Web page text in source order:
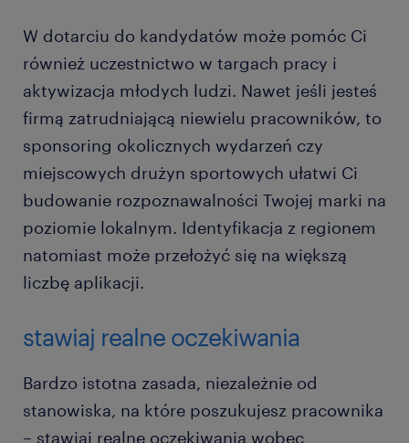
W dotarciu do kandydatów może pomóc Ci
również uczestnictwo w targach pracy i
aktywizacja młodych ludzi. Nawet jeśli jesteś
firmą zatrudniającą niewielu pracowników, to
sponsoring okolicznych wydarzeń czy
miejscowych drużyn sportowych ułatwi Ci
budowanie rozpoznawalności Twojej marki na
poziomie lokalnym. Identyfikacja z regionem
natomiast może przełożyć się na większą
liczbę aplikacji.
stawiaj realne oczekiwania
Bardzo istotna zasada, niezależnie od
stanowiska, na które poszukujesz pracownika
– stawiaj realne oczekiwania wobec